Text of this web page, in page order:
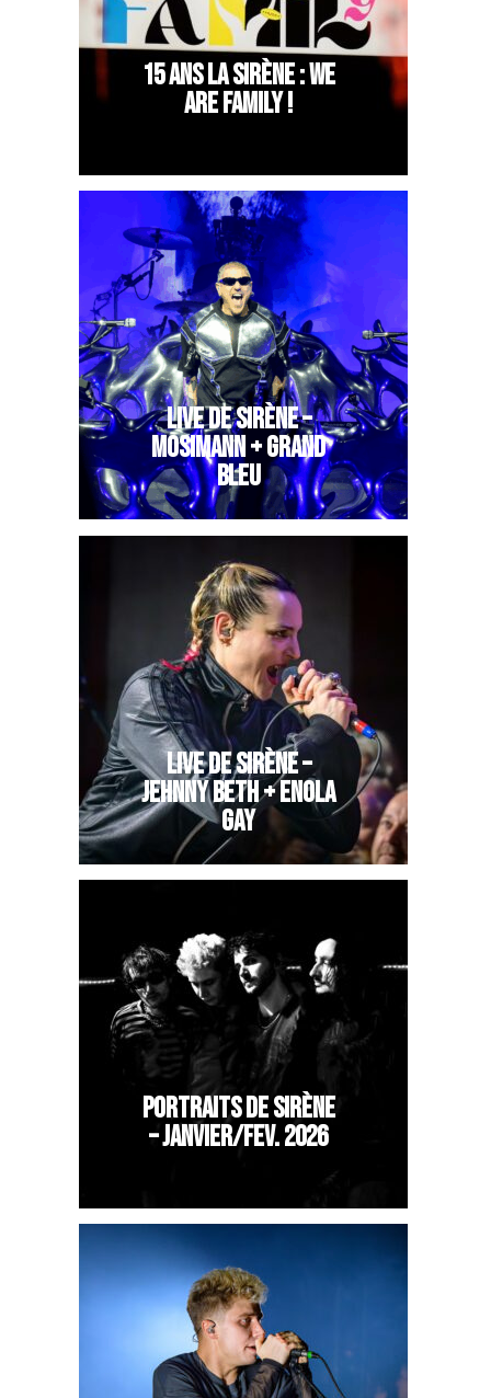
15 ANS LA SIRÈNE : WE
ARE FAMILY !
LIVE DE SIRÈNE –
MOSIMANN + GRAND
BLEU
LIVE DE SIRÈNE –
JEHNNY BETH + ENOLA
GAY
PORTRAITS DE SIRÈNE
– JANVIER/FEV. 2026